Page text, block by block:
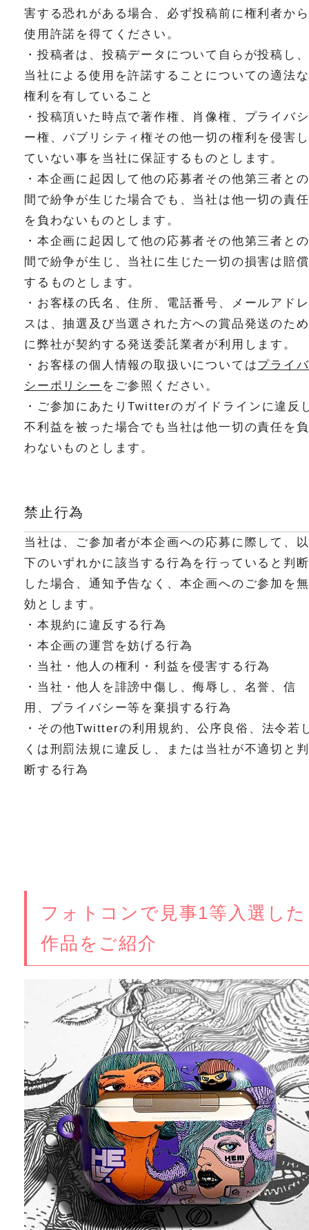
害する恐れがある場合、必ず投稿前に権利者から
使用許諾を得てください。
・投稿者は、投稿データについて自らが投稿し、
当社による使用を許諾することについての適法な
権利を有していること
・投稿頂いた時点で著作権、肖像権、プライバシ
ー権、パブリシティ権その他一切の権利を侵害し
ていない事を当社に保証するものとします。
・本企画に起因して他の応募者その他第三者との
間で紛争が生じた場合でも、当社は他一切の責任
を負わないものとします。
・本企画に起因して他の応募者その他第三者との
間で紛争が生じ、当社に生じた一切の損害は賠償
するものとします。
・お客様の氏名、住所、電話番号、メールアドレ
スは、抽選及び当選された方への賞品発送のため
に弊社が契約する発送委託業者が利用します。
・お客様の個人情報の取扱いについてはプライバ
シーポリシー をご参照ください。
・ご参加にあたりTwitterのガイドラインに違反
不利益を被った場合でも当社は他一切の責任を負
わないものとします。
禁止行為
当社は、ご参加者が本企画への応募に際して、以
下のいずれかに該当する行為を行っていると判断
した場合、通知予告なく、本企画へのご参加を無
効とします。
・本規約に違反する行為
・本企画の運営を妨げる行為
・当社・他人の権利・利益を侵害する行為
・当社・他人を誹謗中傷し、侮辱し、名誉、信
用、プライバシー等を棄損する行為
・その他Twitterの利用規約、公序良俗、法令若
くは刑罰法規に違反し、または当社が不適切と判
断する行為
フォトコンで見事1等入選した
作品をご紹介